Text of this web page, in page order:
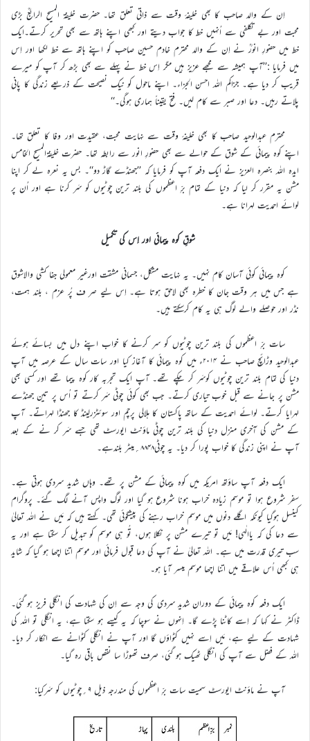
اِن کے والد صاحب کا بھی خلیفۂ وقت سے ذاتی تعلق تھا۔ حضرت خلیفۃ المسیح الرابعؒ بڑی
محبت اور بے تکلفی سے اُنہیں خط کا جواب دیتے اور کبھی اپنے ہاتھ سے بھی تحریر کرتے۔ایک
خط میں حضورِ انورؒ نے اِن کے والد محترم خادم حسین صاحب کو اپنے ہاتھ سے خط لکھا اور اِس
میں فرمایا :’’آپ ہمیشہ سے مجھے عزیز ہیں مگر اِس خط نے پہلے سے بھی بڑھ کر آپ کو میرے
قریب کر دیا ہے۔ جزاکم اللہ احسن الجزاء۔ اپنے ماحول کو نیک نصیحت کے ذریعے زندگی کا پانی
پلاتے رہیں۔ دعا اور صبر سے کام لیں۔ فتح یقیناً ہماری ہوگی۔‘‘
محترم عبدالوحید صاحب کا بھی خلیفۂ وقت سے نہایت محبت، عقیدت اور وفا کا تعلق تھا۔
اپنے کوہ پیمائی کے شوق کے حوالے سے بھی حضورِ انور سے رابطہ تھا۔ حضرت خلیفۃالمسیح الخامس
ایدہ اللہ بنصرہ العزیز نے ایک دفعہ آپ کو فرمایا کہ ’’جھنڈے گاڑ دو‘‘۔ بس یہ نعرہ لے کر اپنا
مشن یہ مقرر کر لیا کہ دنیا کے تمام برِّ اعظموں کی بلند ترین چوٹیوں کو سَر کرنا ہے اور اُن پر
لوائے احمدیت لہرانا ہے۔
شوقِ کوہ پیمائی اور اِس کی تکمیل
کوہ پیمائی کوئی آسان کام نہیں۔ یہ نہایت مشکل، جسمانی مشقت اورغیر معمولی جفا کشی والاشوق
ہے جس میں ہر وقت جان کا خطرہ بھی لاحق ہوتا ہے۔ اِس لیے صر ف پُر عزم ، بلند ہمت،
نڈر اور حوصلے والے لوگ ہی یہ کام کرسکتے ہیں۔
سات برِّ اعظموں کی بلند ترین چوٹیوں کو سر کرنے کا خواب اپنے دل میں بسائے ہوئے
عبدالوحید وڑائچ صاحب نے ۲۰۱۴ء میں کوہ پیمائی کا آغاز کیا اور سات سال کے عرصہ میں آپ
دنیا کی تمام بلند ترین چوٹیوں کوسَر کر چکے تھے۔ آپ ایک تجربہ کار کوہ پیما تھے اور کسی بھی
مشن پر جانے سے قبل خوب تیاری کرتے۔ جب بھی کوئی چوٹی سَر کرتے تو اُس پر تین جھنڈے
لہرایا کرتے۔ لوائے احمدیت کے ساتھ پاکستان کا ہلالی پرچم اور سوئٹزرلینڈ کا جھنڈا لہراتے۔ آپ
کے مشن کی آخری منزل دنیا کی بلند ترین چوٹی ماؤنٹ ایورسٹ تھی جسے سَر کر نے کے بعد
آپ نے اپنی زندگی کا خواب پورا کر دیا۔ یہ چوٹی۸۸۴۸؍میٹر بلندہے۔
ایک دفعہ آپ ساؤتھ امریکہ میں کوہ پیمائی کے مشن پر تھے۔ وہاں شدید سردی ہوتی ہے۔
سفر شروع ہوا تو موسم زیادہ خراب ہونا شروع ہو گیا اور لوگ واپس آنے لگ گئے۔ پروگرام
کینسل ہوگیا کیونکہ اگلے دنوں میں موسم خراب رہنے کی پیشگوئی تھی۔ کہتے ہیں کہ مَیں نے اللہ تعالیٰ
سے دعا کی کہ یاالٰہی! مَیں تو تیرے مشن پر نکلا ہوں، تُو ہی موسم کو تبدیل کر سکتا ہے اور یہ
سب تیری قدرت میں ہے۔ اللہ تعالیٰ نے آپ کی دعا قبول فرمائی اور موسم اتنا اچھا ہو گیا کہ شاید
ہی کبھی اُس علاقے میں اتنا اچھا موسم میسر آیا ہو۔
ایک دفعہ کوہ پیمائی کے دوران شدید سردی کی وجہ سے اِن کی شہادت کی انگلی فریز ہو گئی۔
ڈاکٹر نے کہا کہ اِسے کاٹنا پڑے گا۔ اِنہوں نے سوچا کہ یہ کیسے ہو سکتا ہے، یہ انگلی تو اللہ کی
شہادت کے لیے ہے، مَیں اِسے نہیں کٹواؤں گا اور آپ نے انگلی کٹوانے سے انکار کر دیا۔
اللہ کے فضل سے آپ کی انگلی ٹھیک ہو گئی، صرف تھوڑا سا نقص باقی رہ گیا۔
آپ نے ماؤنٹ ایورسٹ سمیت سات برِّ اعظموں کی مندرجہ ذیل ۹؍چوٹیوں کو سَرکیا: